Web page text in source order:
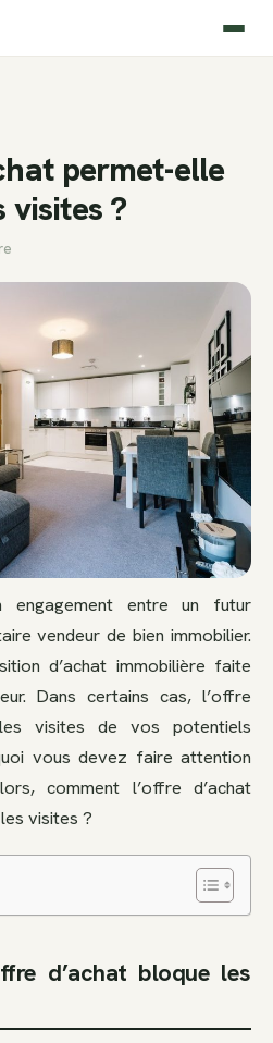
permet-elle
visites ?
engagement entre un futur
vendeur de bien immobilier.
d’achat immobilière faite
Dans certains cas, l’offre
visites de vos potentiels
vous devez faire attention
comment l’offre d’achat
visites ?
d’achat bloque les